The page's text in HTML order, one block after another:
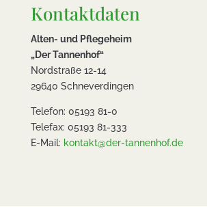
Kontaktdaten
Alten- und Pflegeheim
„Der Tannenhof“
Nordstraße 12-14
29640 Schneverdingen
Telefon: 05193 81-0
Telefax: 05193 81-333
E-Mail: kontakt@der-tannenhof.de